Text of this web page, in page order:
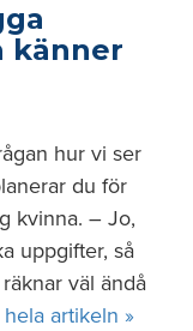
känner
hur vi ser
du för
kvinna. – Jo,
uppgifter, så
väl ändå
hela artikeln »